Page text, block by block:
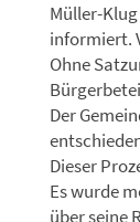
Müller-
informiert.
Ohne
Der
Dieser
Es wurde
über seine